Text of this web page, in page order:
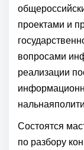
проектами и
вопросами
реализации
Состоятся
по разбору